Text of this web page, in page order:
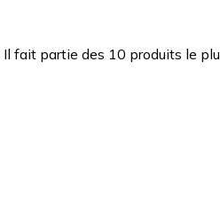
Il fait partie des 10 produits le